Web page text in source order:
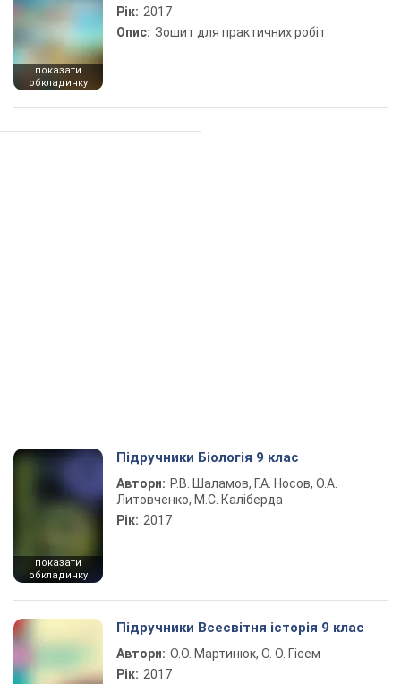
показати
обкладинку
Рік: 2017
Опис: Зошит для практичних робіт
показати
обкладинку
Підручники Біологія 9 клас
Автори: Р.В. Шаламов, Г.А. Носов, О.А.
Литовченко, М.С. Каліберда
Рік: 2017
Підручники Всесвітня історія 9 клас
Автори: О.О. Мартинюк, О. О. Гісем
Рік: 2017